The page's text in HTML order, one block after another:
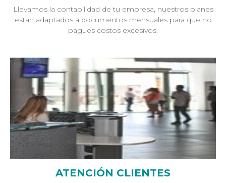
Llevamos la contabilidad de tu empresa, nuestros planes
estan adaptados a documentos mensuales para que no
pagues costos excesivos.
ATENCIÓN CLIENTES